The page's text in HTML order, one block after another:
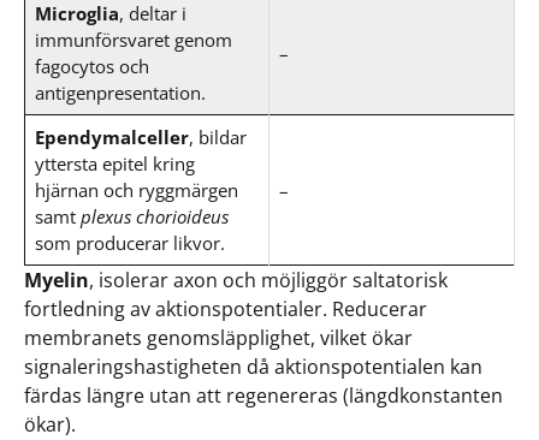
Microglia, deltar i
immunförsvaret genom
fagocytos och
antigenpresentation.
–
Ependymalceller, bildar
yttersta epitel kring
hjärnan och ryggmärgen
samt plexus chorioideus
som producerar likvor.
–
Myelin, isolerar axon och möjliggör saltatorisk
fortledning av aktionspotentialer. Reducerar
membranets genomsläpplighet, vilket ökar
signaleringshastigheten då aktionspotentialen kan
färdas längre utan att regenereras (längdkonstanten
ökar).